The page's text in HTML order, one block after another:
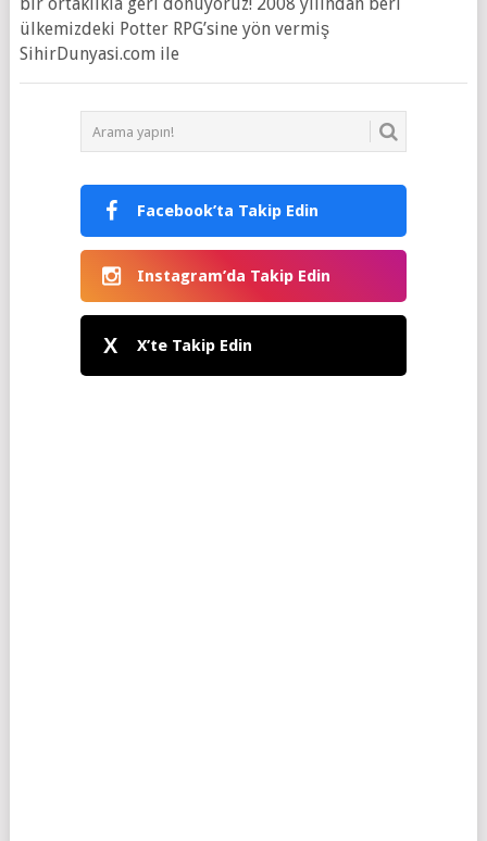
ülkemizdeki Potter RPG’sine yön vermiş
SihirDunyasi.com ile
Facebook’ta Takip Edin
Instagram’da Takip Edin
X X’te Takip Edin